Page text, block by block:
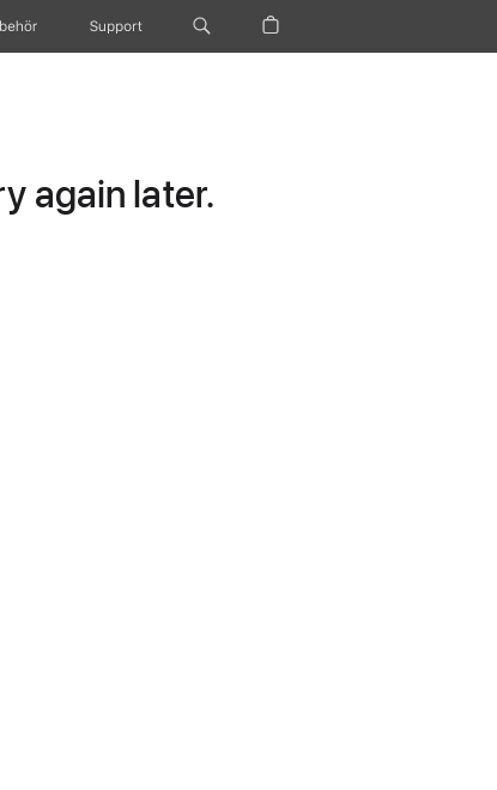
Support
again later.